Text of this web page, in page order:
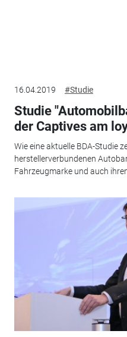
16.04.2019 #Studie
Studie
der Captives am
Wie eine aktuelle BDA-Studie
herstellerverbundenen
Fahrzeugmarke und auch